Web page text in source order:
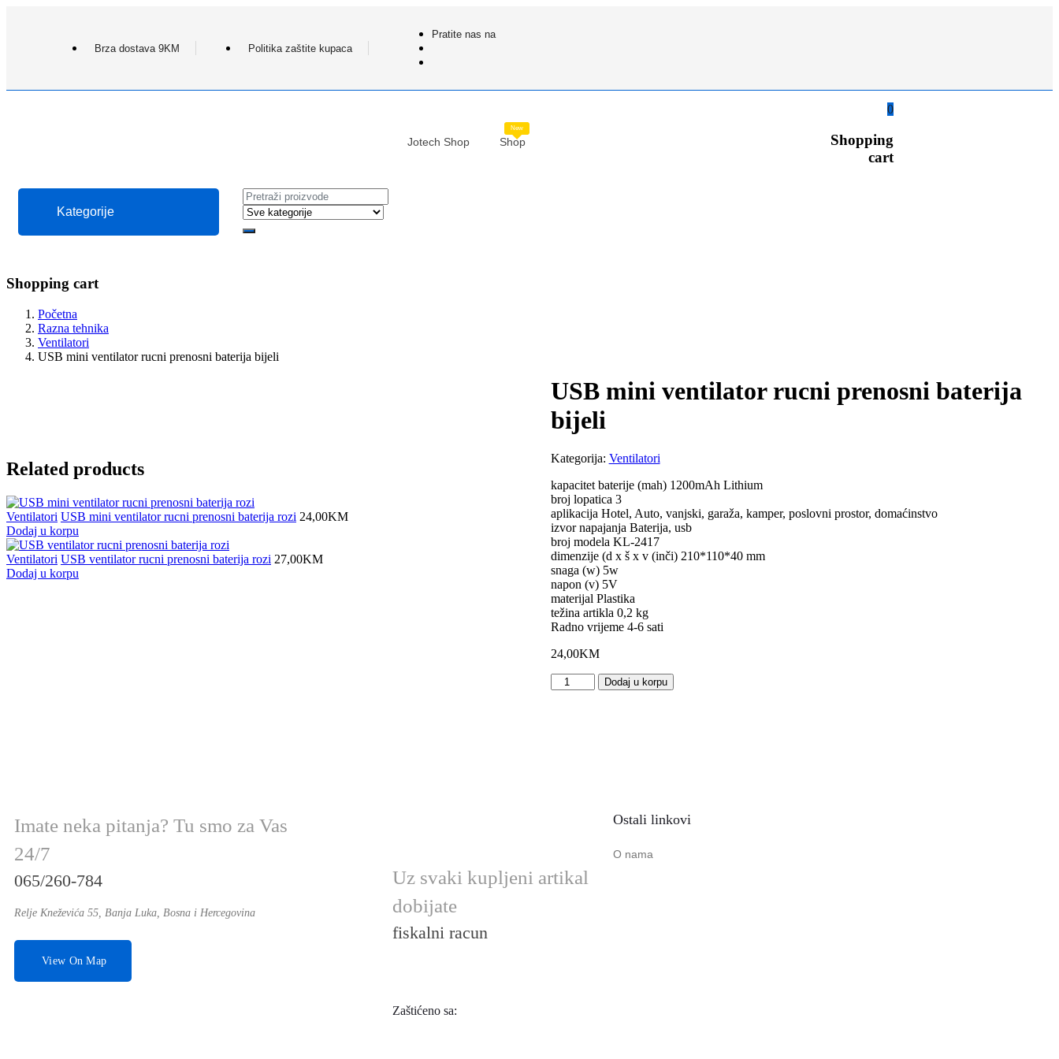
Brza dostava 9KM Politika zaštite kupaca
Pratite nas na
Jotech Shop
New
Shop
0
Shopping
cart
Kategorije
Shopping cart
Početna
Razna tehnika
Ventilatori
USB mini ventilator rucni prenosni baterija bijeli
USB mini ventilator rucni prenosni baterija
bijeli
Kategorija: Ventilatori
kapacitet baterije (mah) 1200mAh Lithium
broj lopatica 3
aplikacija Hotel, Auto, vanjski, garaža, kamper, poslovni prostor, domaćinstvo
izvor napajanja Baterija, usb
broj modela KL-2417
dimenzije (d x š x v (inči) 210*110*40 mm
snaga (w) 5w
napon (v) 5V
materijal Plastika
težina artikla 0,2 kg
Radno vrijeme 4-6 sati
24,00KM
Dodaj u korpu
Related products
Ventilatori USB mini ventilator rucni prenosni baterija rozi 24,00KM
Dodaj u korpu
Ventilatori USB ventilator rucni prenosni baterija rozi 27,00KM
Dodaj u korpu
Imate neka pitanja? Tu smo za Vas
24/7
065/260-784
Relje Kneževića 55, Banja Luka, Bosna i Hercegovina
View On Map
Uz svaki kupljeni artikal
dobijate
fiskalni racun
Zaštićeno sa:
Ostali linkovi
O nama